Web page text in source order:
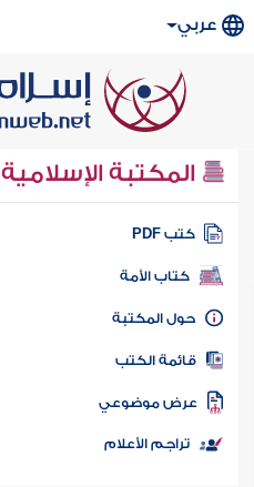
عربي
المكتبة الإسلامية
كتب PDF
كتاب الأمة
المكتبة
الكتب
موضوعي